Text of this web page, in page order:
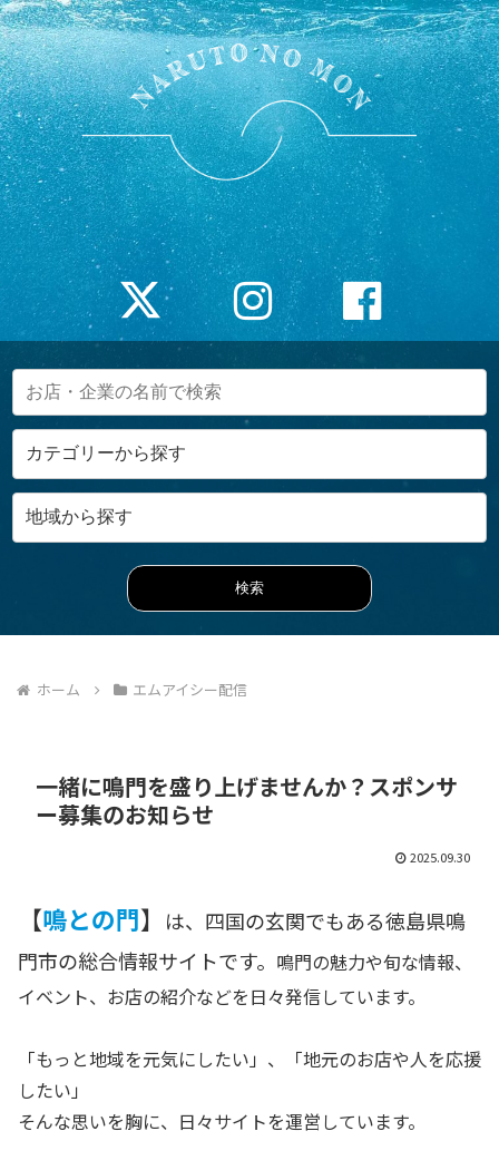
ホーム エムアイシー配信
一緒に鳴門を盛り上げませんか？スポンサ
ー募集のお知らせ
2025.09.30
【鳴との門】
は、四国の玄関でもある徳島県鳴
門市の総合情報サイトです。 鳴門の魅力や旬な情報、
イベント、お店の紹介などを日々発信しています。
「もっと地域を元気にしたい」、「地元のお店や人を応援
したい」
そんな思いを胸に、日々サイトを運営しています。